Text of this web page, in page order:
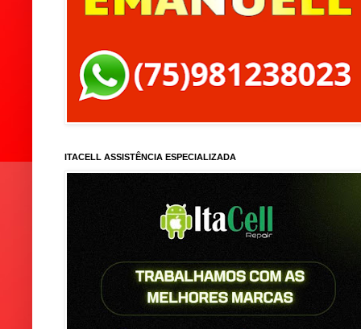
ITACELL ASSISTÊNCIA ESPECIALIZADA